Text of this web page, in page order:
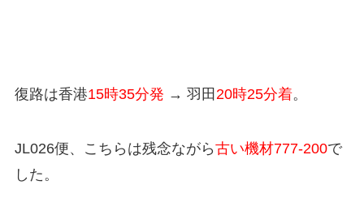
復路は香港15時35分発 → 羽田 20時25分着。
JL026便、こちらは残念ながら古い機材777-200で
した。